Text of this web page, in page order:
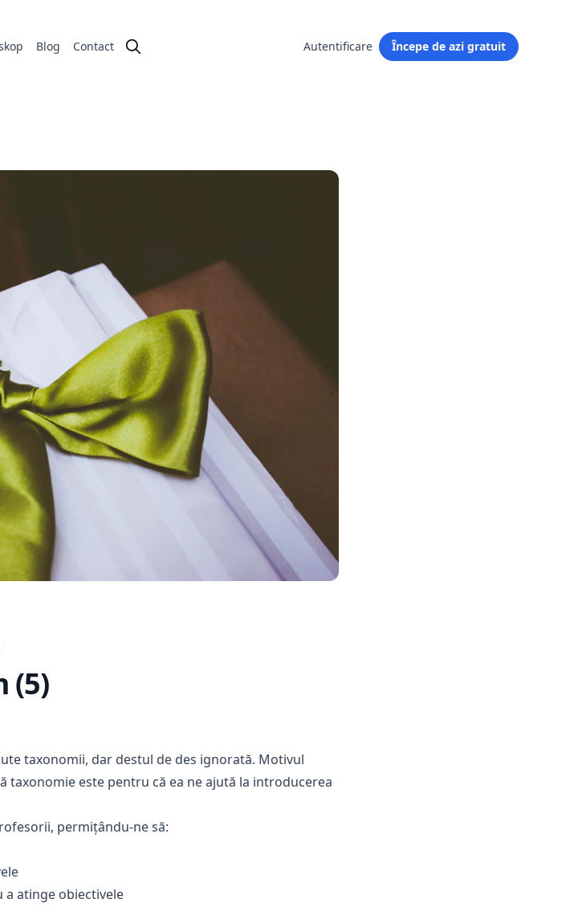
Blog Contact Autentificare Începe de azi gratuit
(5)
taxonomii, dar destul de des ignorată. Motivul
taxonomie este pentru că ea ne ajută la introducerea
permițându-ne să:
atinge obiectivele